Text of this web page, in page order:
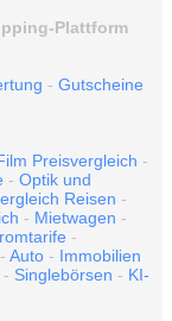
Plattform
- Gutscheine
Preisvergleich -
- Optik und
Reisen -
- Mietwagen -
-
- Auto - Immobilien
- Singlebörsen - KI-